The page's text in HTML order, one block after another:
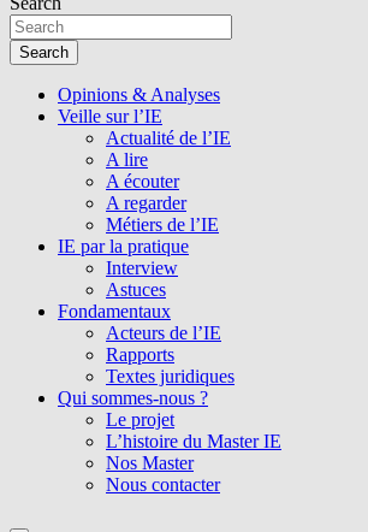
Search
Opinions & Analyses
Veille sur l’IE
Actualité de l’IE
A lire
A écouter
A regarder
Métiers de l’IE
IE par la pratique
Interview
Astuces
Fondamentaux
Acteurs de l’IE
Rapports
Textes juridiques
Qui sommes-nous ?
Le projet
L’histoire du Master IE
Nos Master
Nous contacter